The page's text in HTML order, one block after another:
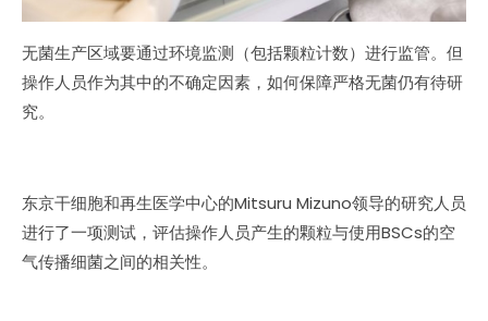
无菌生产区域要通过环境监测（包括颗粒计数）进行监管。但
操作人员作为其中的不确定因素，如何保障严格无菌仍有待研
究。
东京干细胞和再生医学中心的Mitsuru Mizuno领导的研究人员
进行了一项测试，评估操作人员产生的颗粒与使用BSCs的空
气传播细菌之间的相关性。